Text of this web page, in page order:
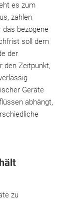
es zum
zahlen
das bezogene
soll dem
der
den Zeitpunkt,
Geräte
abhängt,
zu